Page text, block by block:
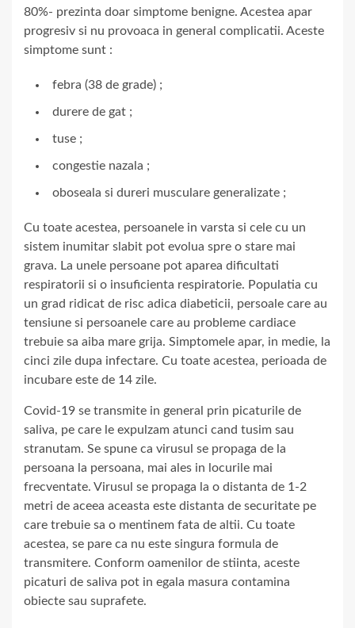
80%- prezinta doar simptome benigne. Acestea apar
progresiv si nu provoaca in general complicatii. Aceste
simptome sunt :
febra (38 de grade) ;
durere de gat ;
tuse ;
congestie nazala ;
oboseala si dureri musculare generalizate ;
Cu toate acestea, persoanele in varsta si cele cu un
sistem inumitar slabit pot evolua spre o stare mai
grava. La unele persoane pot aparea dificultati
respiratorii si o insuficienta respiratorie. Populatia cu
un grad ridicat de risc adica diabeticii, persoale care au
tensiune si persoanele care au probleme cardiace
trebuie sa aiba mare grija. Simptomele apar, in medie, la
cinci zile dupa infectare. Cu toate acestea, perioada de
incubare este de 14 zile.
Covid-19 se transmite in general prin picaturile de
saliva, pe care le expulzam atunci cand tusim sau
stranutam. Se spune ca virusul se propaga de la
persoana la persoana, mai ales in locurile mai
frecventate. Virusul se propaga la o distanta de 1-2
metri de aceea aceasta este distanta de securitate pe
care trebuie sa o mentinem fata de altii. Cu toate
acestea, se pare ca nu este singura formula de
transmitere. Conform oamenilor de stiinta, aceste
picaturi de saliva pot in egala masura contamina
obiecte sau suprafete.